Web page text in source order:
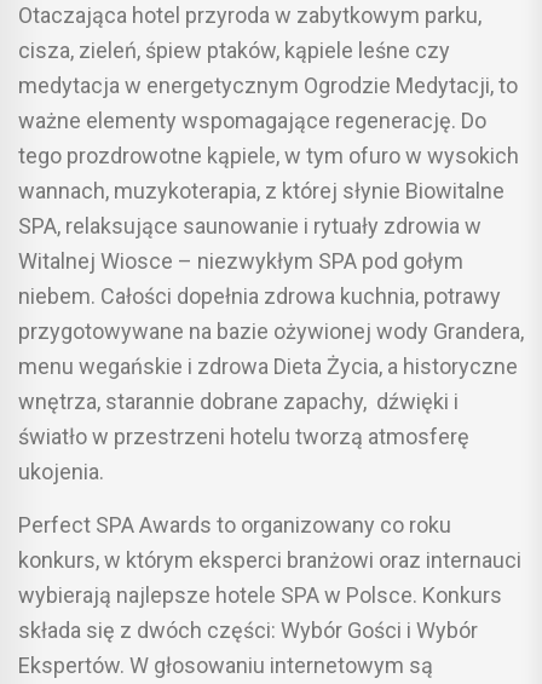
Otaczająca hotel przyroda w zabytkowym parku,
cisza, zieleń, śpiew ptaków, kąpiele leśne czy
medytacja w energetycznym Ogrodzie Medytacji, to
ważne elementy wspomagające regenerację. Do
tego prozdrowotne kąpiele, w tym ofuro w wysokich
wannach, muzykoterapia, z której słynie Biowitalne
SPA, relaksujące saunowanie i rytuały zdrowia w
Witalnej Wiosce – niezwykłym SPA pod gołym
niebem. Całości dopełnia zdrowa kuchnia, potrawy
przygotowywane na bazie ożywionej wody Grandera,
menu wegańskie i zdrowa Dieta Życia, a historyczne
wnętrza, starannie dobrane zapachy, dźwięki i
światło w przestrzeni hotelu tworzą atmosferę
ukojenia.
Perfect SPA Awards to organizowany co roku
konkurs, w którym eksperci branżowi oraz internauci
wybierają najlepsze hotele SPA w Polsce. Konkurs
składa się z dwóch części: Wybór Gości i Wybór
Ekspertów. W głosowaniu internetowym są